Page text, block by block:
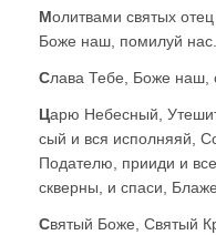
Молитвами святых
Боже наш, помилуй
Слава Тебе, Боже наш,
Царю Небесный,
сый и вся исполняяй,
Подателю, прииди и
скверны, и спаси,
Святый Боже, Святый